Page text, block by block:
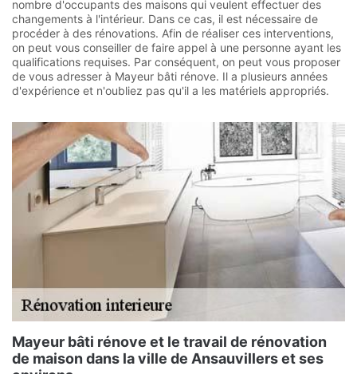
nombre d'occupants des maisons qui veulent effectuer des
changements à l'intérieur. Dans ce cas, il est nécessaire de
procéder à des rénovations. Afin de réaliser ces interventions,
on peut vous conseiller de faire appel à une personne ayant les
qualifications requises. Par conséquent, on peut vous proposer
de vous adresser à Mayeur bâti rénove. Il a plusieurs années
d'expérience et n'oubliez pas qu'il a les matériels appropriés.
Mayeur bâti rénove et le travail de rénovation
de maison dans la ville de Ansauvillers et ses